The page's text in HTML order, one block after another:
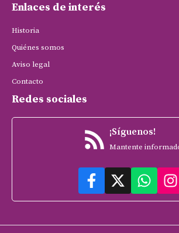
Enlaces de interés
Historia
Quiénes somos
Aviso legal
Contacto
Redes sociales
¡Síguenos!
Mantente